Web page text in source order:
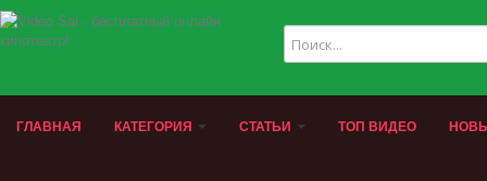
ГЛАВНАЯ КАТЕГОРИЯ СТАТЬИ ТОП ВИДЕО